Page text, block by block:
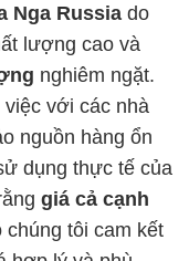
Nga Russia do
lượng cao và
nghiêm ngặt.
việc với các nhà
nguồn hàng ổn
dụng thực tế của
giá cả cạnh
chúng tôi cam kết